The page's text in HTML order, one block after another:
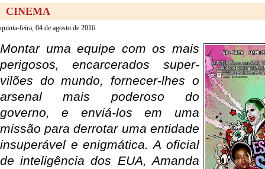
CINEMA
quinta-feira, 04 de agosto de 2016
Montar uma equipe com os mais
perigosos, encarcerados super-
vilões do mundo, fornecer-lhes o
arsenal mais poderoso do
governo, e enviá-los em uma
missão para derrotar uma entidade
insuperável e enigmática. A oficial
de inteligência dos EUA, Amanda